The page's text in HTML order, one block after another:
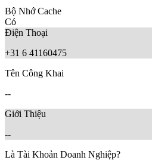
Bộ Nhớ Cache
Có
Điện Thoại
+31 6 41160475
Tên Công Khai
--
Giới Thiệu
--
Là Tài Khoản Doanh Nghiệp?